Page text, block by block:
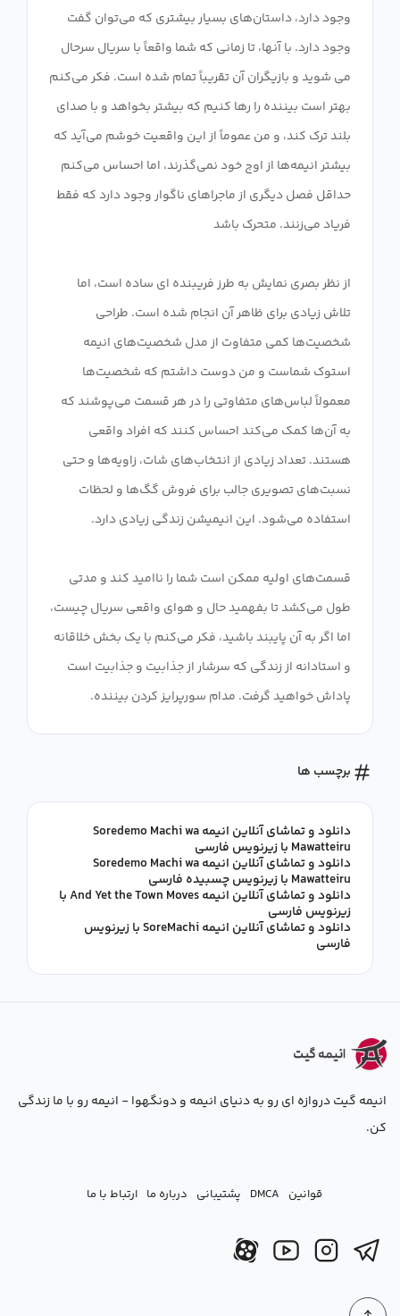
وجود دارد، داستان‌های بسیار بیشتری که می‌توان گفت
وجود دارد. با آنها، تا زمانی که شما واقعاً با سریال سرحال
می شوید و بازیگران آن تقریباً تمام شده است. فکر می‌کنم
بهتر است بیننده را رها کنیم که بیشتر بخواهد و با صدای
بلند ترک کند، و من عموماً از این واقعیت خوشم می‌آید که
بیشتر انیمه‌ها از اوج خود نمی‌گذرند، اما احساس می‌کنم
حداقل فصل دیگری از ماجراهای ناگوار وجود دارد که فقط
از نظر بصری نمایش به طرز فریبنده ای ساده است، اما
تلاش زیادی برای ظاهر آن انجام شده است. طراحی
شخصیت‌ها کمی متفاوت از مدل شخصیت‌های انیمه
استوک شماست و من دوست داشتم که شخصیت‌ها
معمولاً لباس‌های متفاوتی را در هر قسمت می‌پوشند که
به آن‌ها کمک می‌کند احساس کنند که افراد واقعی
هستند. تعداد زیادی از انتخاب‌های شات، زاویه‌ها و حتی
نسبت‌های تصویری جالب برای فروش گگ‌ها و لحظات
قسمت‌های اولیه ممکن است شما را ناامید کند و مدتی
طول می‌کشد تا بفهمید حال و هوای واقعی سریال چیست،
اما اگر به آن پایبند باشید، فکر می‌کنم با یک بخش خلاقانه
و استادانه از زندگی که سرشار از جذابیت و جذابیت است
پاداش خواهید گرفت. مدام سورپرایز کردن بیننده.
برچسب ها
دانلود و تماشای آنلاین انیمه Soredemo Machi wa
Mawatteiru با زیرنویس فارسی
دانلود و تماشای آنلاین انیمه Soredemo Machi wa
Mawatteiru با زیرنویس چسبیده فارسی
دانلود و تماشای آنلاین انیمه And Yet the Town Moves با
زیرنویس فارسی
دانلود و تماشای آنلاین انیمه SoreMachi با زیرنویس
فارسی
انیمه گیت دروازه ای رو به دنیای انیمه و دونگهوا - انیمه رو با ما زندگی
کن.
قوانین DMCA پشتیبانی درباره ما ارتباط با ما